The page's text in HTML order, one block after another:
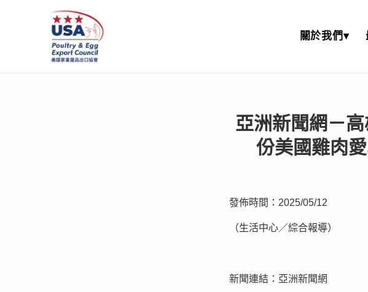
關於我們▾
亞洲新聞網－
份美國雞肉
發佈時間：2025/05/12
（生活中心／綜合報導）
新聞連結： 亞洲新聞網